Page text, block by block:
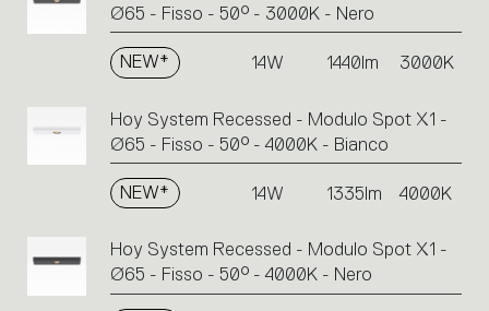
Ø65 - Fisso - 50° - 3000K - Nero
NEW* 14W 1440lm 3000K
Hoy System Recessed - Modulo Spot X1 -
Ø65 - Fisso - 50° - 4000K - Bianco
NEW* 14W 1335lm 4000K
Hoy System Recessed - Modulo Spot X1 -
Ø65 - Fisso - 50° - 4000K - Nero